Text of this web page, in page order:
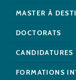
MASTER À
DOCTORATS
FORMATIONS